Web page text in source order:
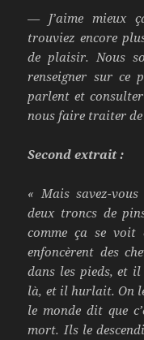
— J’aime mieux
trouviez encore
de plaisir. Nous
renseigner sur ce
parlent et
nous faire traiter
Second extrait :
« Mais savez-
deux troncs de
comme ça se
enfoncèrent des
dans les pieds, et
là, et il hurlait. On
le monde dit que
mort. Ils le